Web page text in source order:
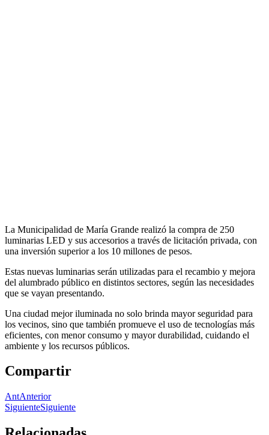
La Municipalidad de María Grande realizó la compra de 250
luminarias LED y sus accesorios a través de licitación privada, con
una inversión superior a los 10 millones de pesos.
Estas nuevas luminarias serán utilizadas para el recambio y mejora
del alumbrado público en distintos sectores, según las necesidades
que se vayan presentando.
Una ciudad mejor iluminada no solo brinda mayor seguridad para
los vecinos, sino que también promueve el uso de tecnologías más
eficientes, con menor consumo y mayor durabilidad, cuidando el
ambiente y los recursos públicos.
Compartir
AntAnterior
SiguienteSiguiente